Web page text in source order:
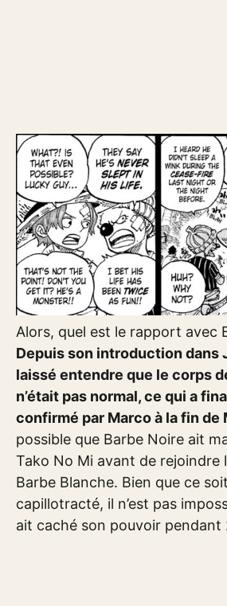
Alors, quel est le rapport avec
Depuis son introduction dans
laissé entendre que le corps
n’était pas normal, ce qui a
confirmé par Marco à la fin de
possible que Barbe Noire ait
Tako No Mi avant de rejoindre
Barbe Blanche. Bien que ce
capillotracté, il n’est pas
ait caché son pouvoir pendant